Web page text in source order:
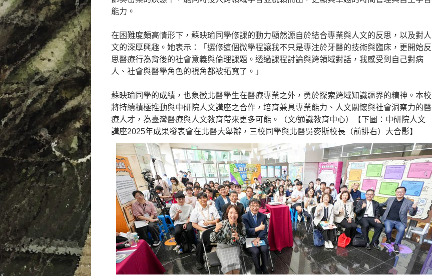
能力。
在困難度頗高情形下，蘇映瑜同學修課的動力顯然源自於結合專業與人文的反思，以及對人
文的深厚興趣。她表示：「選修這個微學程讓我不只是專注於牙醫的技術與臨床，更開始反
思醫療行為背後的社會意義與倫理課題。透過課程討論與跨領域對話，我感受到自己對病
人、社會與醫學角色的視角都被拓寬了。」
蘇映瑜同學的成績，也象徵北醫學生在醫療專業之外，勇於探索跨域知識疆界的精神。本校
將持續積極推動與中研院人文講座之合作，培育兼具專業能力、人文關懷與社會洞察力的醫
療人才，為臺灣醫療與人文教育帶來更多可能。（文/通識教育中心）【下圖：中研院人文
講座2025年成果發表會在北醫大舉辦，三校同學與北醫吳麥斯校長（前排右）大合影】